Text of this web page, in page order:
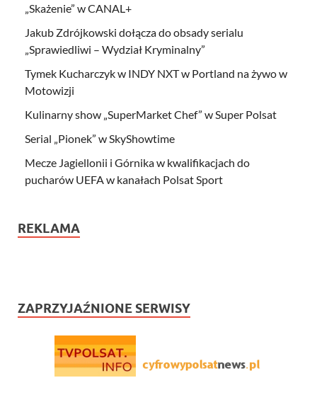
„Skażenie” w CANAL+
Jakub Zdrójkowski dołącza do obsady serialu
„Sprawiedliwi – Wydział Kryminalny”
Tymek Kucharczyk w INDY NXT w Portland na żywo w
Motowizji
Kulinarny show „SuperMarket Chef” w Super Polsat
Serial „Pionek” w SkyShowtime
Mecze Jagiellonii i Górnika w kwalifikacjach do
pucharów UEFA w kanałach Polsat Sport
REKLAMA
ZAPRZYJAŹNIONE SERWISY